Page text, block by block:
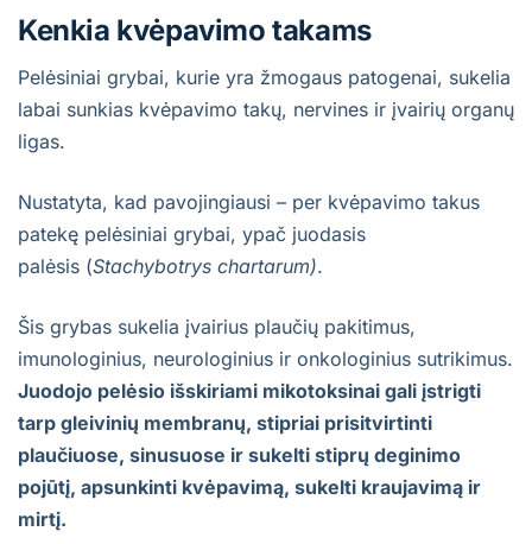
Kenkia kvėpavimo takams
Pelėsiniai grybai, kurie yra žmogaus patogenai, sukelia
labai sunkias kvėpavimo takų, nervines ir įvairių organų
ligas.
Nustatyta, kad pavojingiausi – per kvėpavimo takus
patekę pelėsiniai grybai, ypač juodasis
palėsis (Stachybotrys chartarum).
Šis grybas sukelia įvairius plaučių pakitimus,
imunologinius, neurologinius ir onkologinius sutrikimus.
Juodojo pelėsio išskiriami mikotoksinai gali įstrigti
tarp gleivinių membranų, stipriai prisitvirtinti
plaučiuose, sinusuose ir sukelti stiprų deginimo
pojūtį, apsunkinti kvėpavimą, sukelti kraujavimą ir
mirtį.